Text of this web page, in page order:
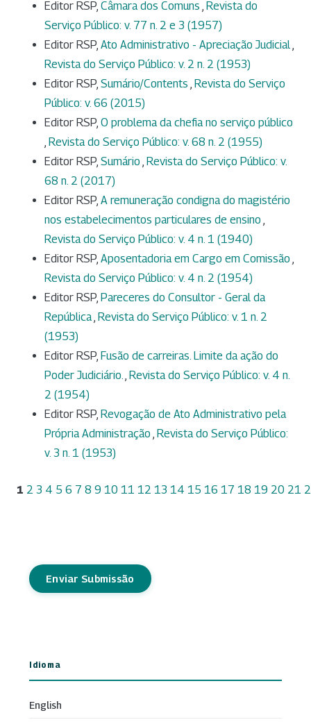
Editor RSP, Câmara dos Comuns Revista do
Serviço Público: v. 77 n. 2 e 3 (1957)
Editor RSP, Ato Administrativo - Apreciação Judicial
Revista do Serviço Público: v. 2 n. 2 (1953)
Editor RSP, Sumário/Contents Revista do Serviço
Público: v. 66 (2015)
Editor RSP, O problema da chefia no serviço público
Revista do Serviço Público: v. 68 n. 2 (1955)
Editor RSP, Sumário Revista do Serviço Público: v.
68 n. 2 (2017)
Editor RSP, A remuneração condigna do magistério
nos estabelecimentos particulares de ensino
Revista do Serviço Público: v. 4 n. 1 (1940)
Editor RSP, Aposentadoria em Cargo em Comissão
Revista do Serviço Público: v. 4 n. 2 (1954)
Editor RSP, Pareceres do Consultor - Geral da
República Revista do Serviço Público: v. 1 n. 2
(1953)
Editor RSP, Fusão de carreiras. Limite da ação do
Poder Judiciário.
Revista do Serviço Público: v. 4 n.
2 (1954)
Editor RSP, Revogação de Ato Administrativo pela
Própria Administração Revista do Serviço Público:
v. 3 n. 1 (1953)
1 2 3 4 5 6 7 8 9 10 11 12 13 14 15 16 17 18 19 20 21
Enviar Submissão
Idioma
English